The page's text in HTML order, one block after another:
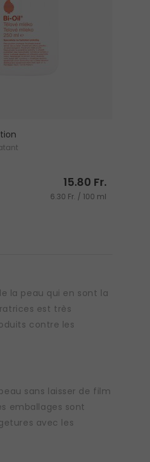
15.80 Fr.
6.30 Fr. / 100 ml
la peau qui en sont la
est très
contre les
sans laisser de film
emballages sont
avec les